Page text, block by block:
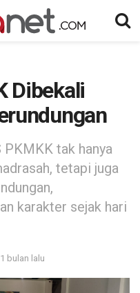
Dibekali
tak hanya
tetapi juga
karakter sejak hari
1 bulan lalu